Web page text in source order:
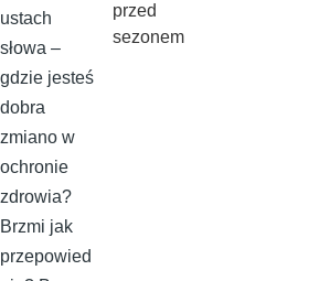
ustach
słowa –
gdzie jesteś
dobra
zmiano w
ochronie
zdrowia?
Brzmi jak
przepowied
przed
sezonem